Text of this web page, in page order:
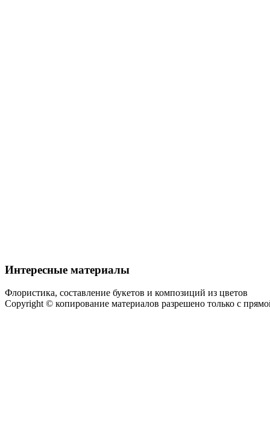
Интересные материалы
Флористика, составление букетов и композиций из цветов
Copyright © копирование материалов разрешено только с